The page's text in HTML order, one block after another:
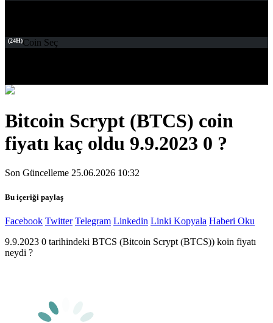
(24H)Coin Seç
Bitcoin Scrypt (BTCS) coin
fiyatı kaç oldu 9.9.2023 0 ?
Son Güncelleme 25.06.2026 10:32
Bu içeriği paylaş
Facebook Twitter Telegram Linkedin Linki Kopyala Haberi Oku
9.9.2023 0 tarihindeki BTCS (Bitcoin Scrypt (BTCS)) koin fiyatı
neydi ?